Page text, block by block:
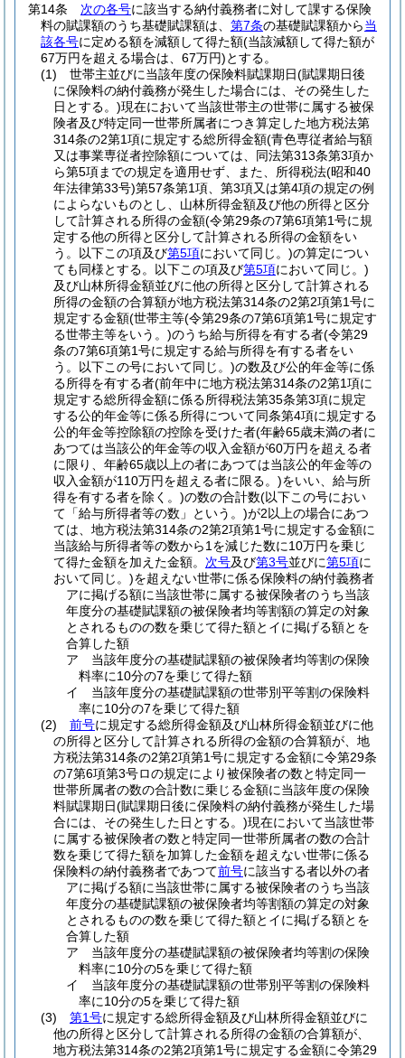
第14条 次の各号に該当する納付義務者に対して課する保険
料の賦課額のうち基礎賦課額は、 第7条の基礎賦課額から当
該各号に定める額を減額して得た額(当該減額して得た額が
67万円を超える場合は、67万円)とする。
(1)
世帯主並びに当該年度の保険料賦課期日(賦課期日後
に保険料の納付義務が発生した場合には、その発生した
日とする。)現在において当該世帯主の世帯に属する被保
険者及び特定同一世帯所属者につき算定した地方税法第
314条の2第1項に規定する総所得金額(青色専従者給与額
又は事業専従者控除額については、同法第313条第3項か
ら第5項までの規定を適用せず、また、所得税法(昭和40
年法律第33号)第57条第1項、第3項又は第4項の規定の例
によらないものとし、山林所得金額及び他の所得と区分
して計算される所得の金額(令第29条の7第6項第1号に規
定する他の所得と区分して計算される所得の金額をい
う。以下この項及び第5項において同じ。)の算定につい
ても同様とする。以下この項及び第5項において同じ。)
及び山林所得金額並びに他の所得と区分して計算される
所得の金額の合算額が地方税法第314条の2第2項第1号に
規定する金額(世帯主等(令第29条の7第6項第1号に規定す
る世帯主等をいう。)のうち給与所得を有する者(令第29
条の7第6項第1号に規定する給与所得を有する者をい
う。以下この号において同じ。)の数及び公的年金等に係
る所得を有する者(前年中に地方税法第314条の2第1項に
規定する総所得金額に係る所得税法第35条第3項に規定
する公的年金等に係る所得について同条第4項に規定する
公的年金等控除額の控除を受けた者(年齢65歳未満の者に
あつては当該公的年金等の収入金額が60万円を超える者
に限り、年齢65歳以上の者にあつては当該公的年金等の
収入金額が110万円を超える者に限る。)をいい、給与所
得を有する者を除く。)の数の合計数(以下この号におい
て「給与所得者等の数」という。)が2以上の場合にあつ
ては、地方税法第314条の2第2項第1号に規定する金額に
当該給与所得者等の数から1を減じた数に10万円を乗じ
て得た金額を加えた金額。 次号及び第3号並びに第5項に
おいて同じ。)を超えない世帯に係る保険料の納付義務者
アに掲げる額に当該世帯に属する被保険者のうち当該
年度分の基礎賦課額の被保険者均等割額の算定の対象
とされるものの数を乗じて得た額とイに掲げる額とを
合算した額
ア 当該年度分の基礎賦課額の被保険者均等割の保険
料率に10分の7を乗じて得た額
イ 当該年度分の基礎賦課額の世帯別平等割の保険料
率に10分の7を乗じて得た額
(2)
前号に規定する総所得金額及び山林所得金額並びに他
の所得と区分して計算される所得の金額の合算額が、地
方税法第314条の2第2項第1号に規定する金額に令第29条
の7第6項第3号ロの規定により被保険者の数と特定同一
世帯所属者の数の合計数に乗じる金額に当該年度の保険
料賦課期日(賦課期日後に保険料の納付義務が発生した場
合には、その発生した日とする。)現在において当該世帯
に属する被保険者の数と特定同一世帯所属者の数の合計
数を乗じて得た額を加算した金額を超えない世帯に係る
保険料の納付義務者であつて前号に該当する者以外の者
アに掲げる額に当該世帯に属する被保険者のうち当該
年度分の基礎賦課額の被保険者均等割額の算定の対象
とされるものの数を乗じて得た額とイに掲げる額とを
合算した額
ア 当該年度分の基礎賦課額の被保険者均等割の保険
料率に10分の5を乗じて得た額
イ 当該年度分の基礎賦課額の世帯別平等割の保険料
率に10分の5を乗じて得た額
(3)
第1号に規定する総所得金額及び山林所得金額並びに
他の所得と区分して計算される所得の金額の合算額が、
地方税法第314条の2第2項第1号に規定する金額に令第29